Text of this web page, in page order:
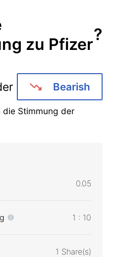
zu Pfizer?
Bearish
die Stimmung der
0.05
1 : 10
1 Share(s)